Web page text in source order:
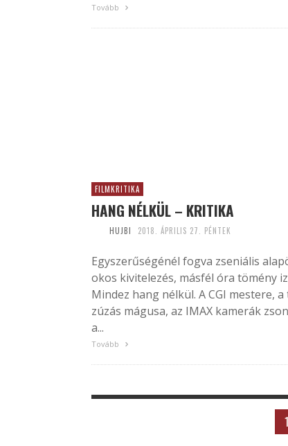
Tovább
FILMKRITIKA
HANG NÉLKÜL – KRITIKA
HUJBI 2018. ÁPRILIS 27. PÉNTEK
Egyszerűségénél fogva zseniális
okos kivitelezés, másfél óra tömény
Mindez hang nélkül. A CGI mestere,
zúzás mágusa, az IMAX kamerák
a...
Tovább
1